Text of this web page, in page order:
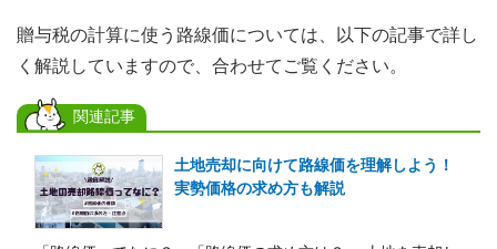
贈与税の計算に使う路線価については、以下の記事で詳し
く解説していますので、合わせてご覧ください。
関連記事
土地売却に向けて路線価を理解しよう！
実勢価格の求め方も解説